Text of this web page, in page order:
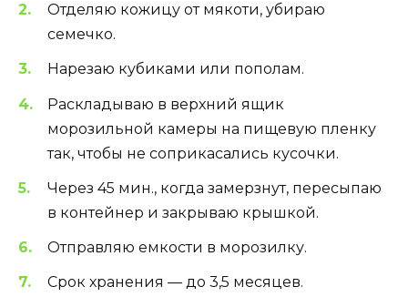
Отделяю кожицу от мякоти, убираю
семечко.
Нарезаю кубиками или пополам.
Раскладываю в верхний ящик
морозильной камеры на пищевую пленку
так, чтобы не соприкасались кусочки.
Через 45 мин., когда замерзнут, пересыпаю
в контейнер и закрываю крышкой.
Отправляю емкости в морозилку.
Срок хранения — до 3,5 месяцев.